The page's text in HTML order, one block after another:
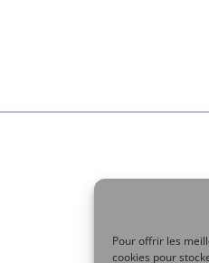
Pour offrir les
cookies pour